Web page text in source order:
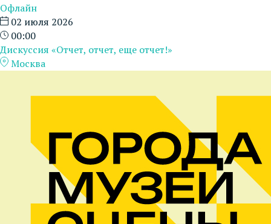
Офлайн
02 июля 2026
00:00
Дискуссия «Отчет, отчет, еще отчет!»
Москва